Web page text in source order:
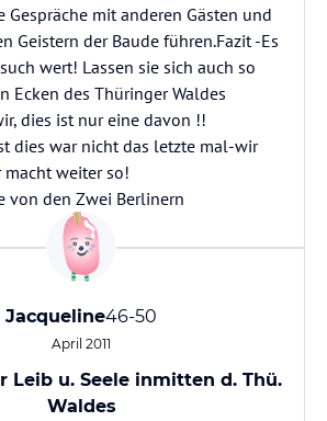
Gespräche mit anderen Gästen und
Geistern der Baude führen.Fazit -Es
wert! Lassen sie sich auch so
Ecken des Thüringer Waldes
dies ist nur eine davon !!
dies war nicht das letzte mal-wir
weiter so!
von den Zwei Berlinern
Jacqueline46-50
April 2011
Leib u. Seele inmitten d. Thü.
Waldes